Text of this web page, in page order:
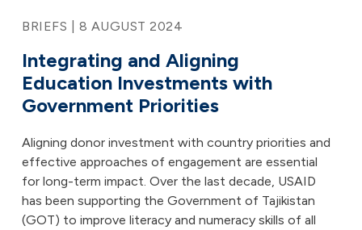
BRIEFS | 8 AUGUST 2024
Integrating and Aligning
Education Investments with
Government Priorities
Aligning donor investment with country priorities and
effective approaches of engagement are essential
for long-term impact. Over the last decade, USAID
has been supporting the Government of Tajikistan
(GOT) to improve literacy and numeracy skills of all